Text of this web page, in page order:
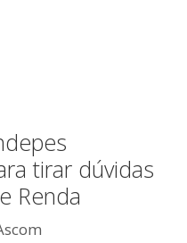
tirar dúvidas
Renda